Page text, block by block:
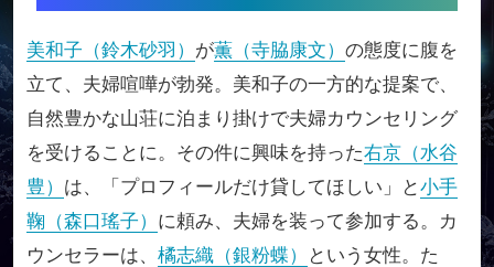
美和子（鈴木砂羽） が薫（寺脇康文） の態度に腹を
立て、夫婦喧嘩が勃発。美和子の一方的な提案で、
自然豊かな山荘に泊まり掛けで夫婦カウンセリング
を受けることに。その件に興味を持った右京（水谷
豊） は、「プロフィールだけ貸してほしい」と小手
鞠（森口瑤子） に頼み、夫婦を装って参加する。カ
ウンセラーは、 橘志織（銀粉蝶）
という女性。た